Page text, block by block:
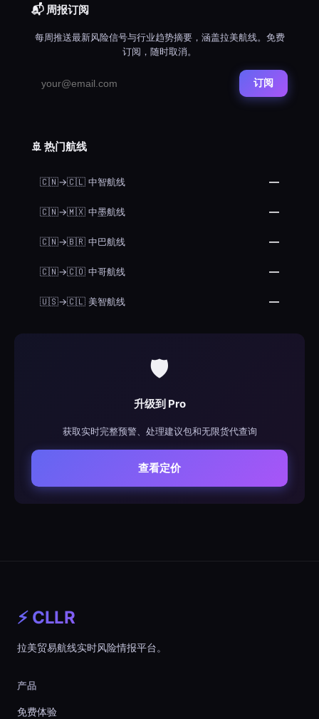
📬 周报订阅
每周推送最新风险信号与行业趋势摘要，涵盖拉美航线。免费
订阅，随时取消。
订阅
🚢 热门航线
🇨🇳→🇨🇱 中智航线 —
🇨🇳→🇲🇽 中墨航线 —
🇨🇳→🇧🇷 中巴航线 —
🇨🇳→🇨🇴 中哥航线 —
🇺🇸→🇨🇱 美智航线 —
🛡️
升级到 Pro
获取实时完整预警、处理建议包和无限货代查询
查看定价
⚡ CLLR
拉美贸易航线实时风险情报平台。
产品
免费体验